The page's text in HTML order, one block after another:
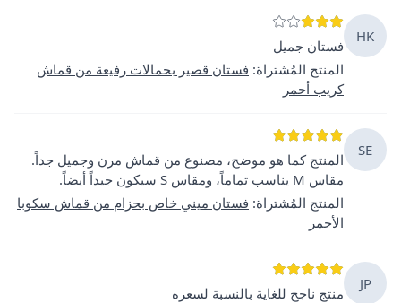
HK
فستان جميل
المنتج المُشتراة: فستان قصير بحمالات رفيعة من قماش
كريب أحمر
SE
المنتج كما هو موضح، مصنوع من قماش مرن وجميل جداً.
مقاس M يناسب تماماً، ومقاس S سيكون جيداً أيضاً.
المنتج المُشتراة: فستان ميني خاص بحزام من قماش سكوبا
الأحمر
JP
منتج ناجح للغاية بالنسبة لسعره